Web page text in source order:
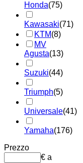
Honda(75)
Kawasaki(71)
KTM(8)
MV
Agusta(13)
Suzuki(44)
Triumph(5)
Universale(41)
Yamaha(176)
Prezzo
€ a